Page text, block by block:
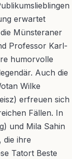
erwartet
Münsteraner
Professor Karl-
humorvolle
Auch die
Wilke
erfreuen sich
Fällen. In
und Mila Sahin
die ihre
Tatort Beste